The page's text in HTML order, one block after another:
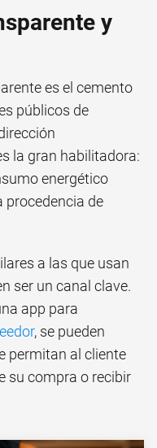
y
es el cemento
públicos de
la gran habilitadora:
energético
procedencia de
a las que usan
ser un canal clave.
app para
, se pueden
permitan al cliente
su compra o recibir